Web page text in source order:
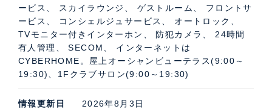
ービス、 スカイラウンジ、 ゲストルーム、 フロントサ
ービス、 コンシェルジュサービス、 オートロック、
TVモニター付きインターホン、 防犯カメラ、 24時間
有人管理、 SECOM、 インターネットは
CYBERHOME。屋上オーシャンビューテラス(9:00～
19:30)、1Fクラブサロン(9:00～19:30)
情報更新日 2026年8月3日